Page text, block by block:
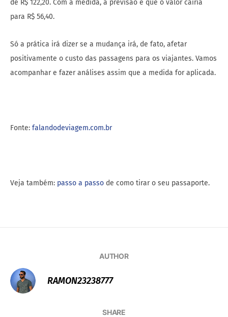
de R$ 122,20. Com a medida, a previsão é que o valor cairia
para R$ 56,40.
Só a prática irá dizer se a mudança irá, de fato, afetar
positivamente o custo das passagens para os viajantes. Vamos
acompanhar e fazer análises assim que a medida for aplicada.
Fonte: falandodeviagem.com.br
Veja também: passo a passo de como tirar o seu passaporte.
AUTHOR
RAMON23238777
SHARE